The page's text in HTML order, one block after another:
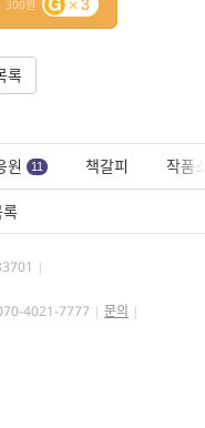
300 3
록
원 11 책갈피 작품
4021-7777
문의